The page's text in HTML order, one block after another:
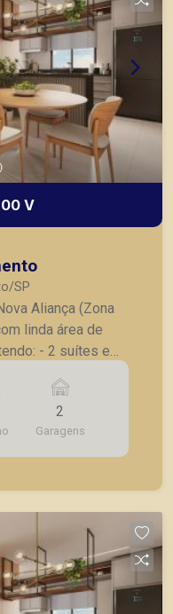
V
SP
Aliança (Zona
linda área de
e
-
- Laje técnica; -2
2
Garagens